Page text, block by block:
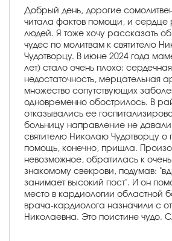
Добрый день, дорогие
читала фактов помощи, и сердце
людей. Я тоже хочу рассказать
чудес по молитвам к святителю
Чудотворцу. В июне 2024 года
лет) стало очень плохо: сердечная
недостаточность, мерцательная
множество сопутствующих
одновременно обострилось. В
отказывались ее
больницу направление не
святителю Николаю Чудотворцу
помощь, конечно, пришла.
невозможное, обратилась к
знакомому свекрови, подумав:
занимает высокий пост". И он
место в кардиологии областной
врача-кардиолога назначили с
Николаевна. Это поистине чудо.